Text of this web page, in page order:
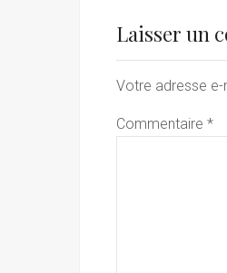
Laisser un
Votre adresse e-
Commentaire *